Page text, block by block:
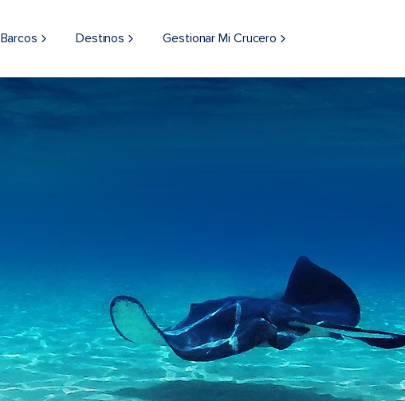
Barcos Destinos Gestionar Mi Crucero